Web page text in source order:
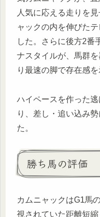
人気に応える走りを
ャックの内を伸びた
した。さらに後方2番
ナスタイルが、馬群
り最速の脚で存在感を
ハイペースを作った
り、差し・追い込み
た。
勝ち馬の評価
カムニャックはG1馬
視されていた距離短